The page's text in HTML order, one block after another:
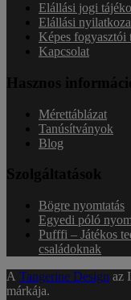
Elállási jogi
Elállási
Képes fogyasztói
Kapcsolat
Hasznos
Mérettáblázat
Tanúsítványok
Blog
Szolgáltatások
Bögre nyomtatás
Egyedi póló
Pufffi – Játékos
családoknak
A Tangerine Design az
márkája.